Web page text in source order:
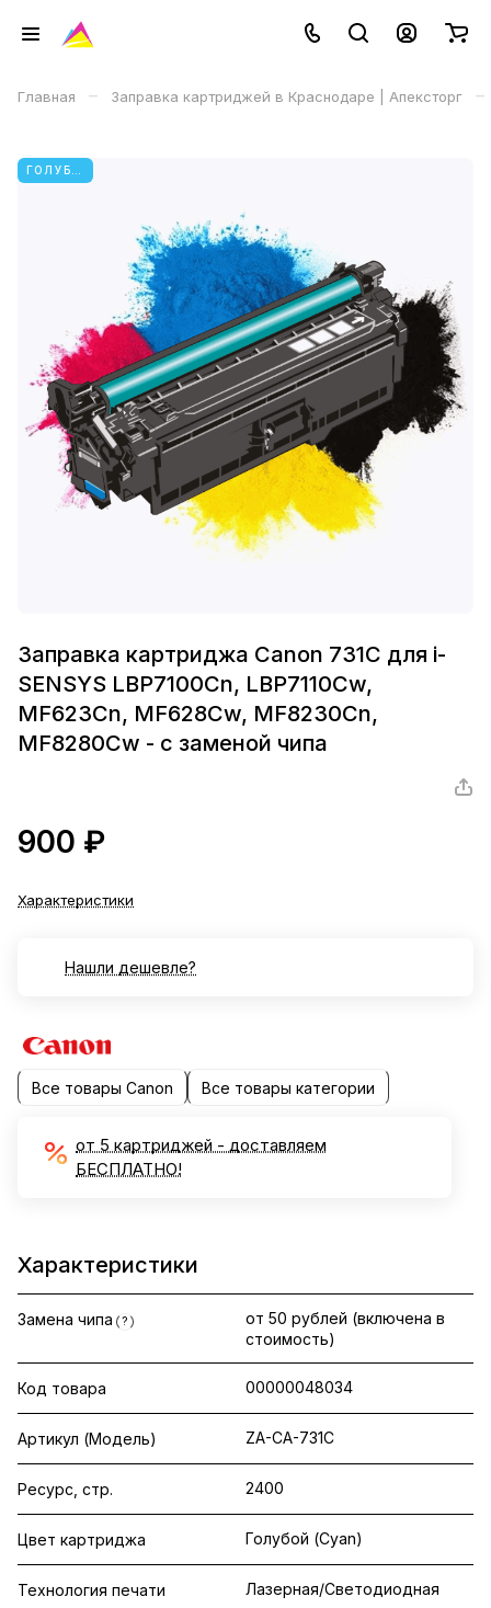
Главная – Заправка картриджей в Краснодаре | Апексторг –
Заправка картриджа Canon 731C для i-
SENSYS LBP7100Cn, LBP7110Cw,
MF623Cn, MF628Cw, MF8230Cn,
MF8280Cw - с заменой чипа
900 ₽
Характеристики
Нашли дешевле?
Все товары Canon Все товары категории
от 5 картриджей - доставляем
БЕСПЛАТНО!
Характеристики
Замена чипа ?
от 50 рублей (включена в
стоимость)
Код товара 00000048034
Артикул (Модель) ZA-CA-731C
Ресурс, стр. 2400
Цвет картриджа Голубой (Cyan)
Технология печати Лазерная/Светодиодная